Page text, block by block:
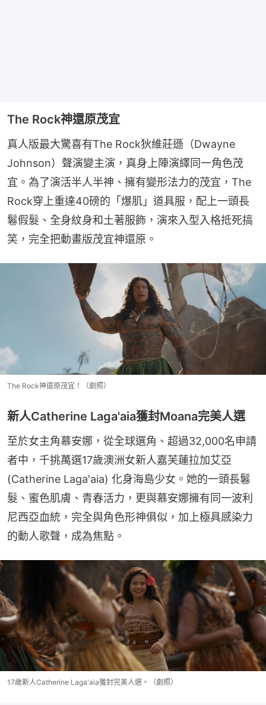
The Rock神還原茂宜
真人版最大驚喜有The Rock狄維莊遜（Dwayne
Johnson）聲演變主演，真身上陣演繹同一角色茂
宜。為了演活半人半神、擁有變形法力的茂宜，The
Rock穿上重達40磅的「爆肌」道具服，配上一頭長
鬈假髮、全身紋身和土著服飾，演來入型入格抵死搞
笑，完全把動畫版茂宜神還原。
The Rock神還原茂宜！（劇照）
新人Catherine Laga'aia獲封Moana完美人選
至於女主角慕安娜，從全球選角、超過32,000名申請
者中，千挑萬選17歲澳洲女新人嘉芙蓮拉加艾亞
(Catherine Laga'aia) 化身海島少女。她的一頭長鬈
髮、蜜色肌膚、青春活力，更與慕安娜擁有同一波利
尼西亞血統，完全與角色形神俱似，加上極具感染力
的動人歌聲，成為焦點。
17歲新人Catherine Laga'aia獲封完美人選。（劇照）